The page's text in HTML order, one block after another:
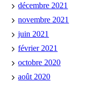
décembre 2021
novembre 2021
juin 2021
février 2021
octobre 2020
août 2020